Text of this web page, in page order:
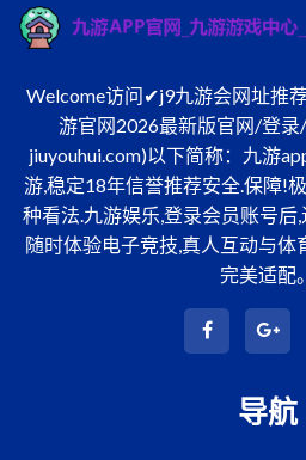
Welcome访问✔j9九游会网址推
游官网2026最新版官网/登
jiuyouhui.com)以下简称：九游
游,稳定18年信誉推荐安全.保障!
种看法.九游娱乐,登录会员账号后
随时体验电子竞技,真人互动与体
完美适配。
导航